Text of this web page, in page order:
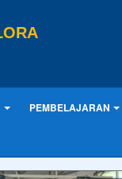
PEMBELAJARAN